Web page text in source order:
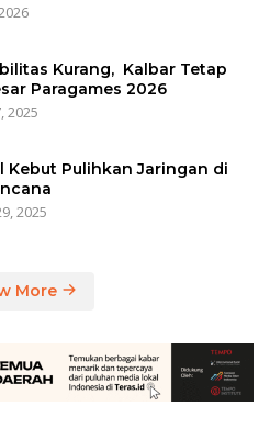
Kurang, Kalbar Tetap
Paragames 2026
2025
Kebut Pulihkan Jaringan di
2025
More